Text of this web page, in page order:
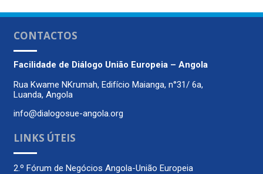
CONTACTOS
Facilidade de Diálogo União Europeia – Angola
Rua Kwame NKrumah, Edifício Maianga, n°31/ 6a,
Luanda, Angola
info@dialogosue-angola.org
LINKS ÚTEIS
2.º Fórum de Negócios Angola-União Europeia